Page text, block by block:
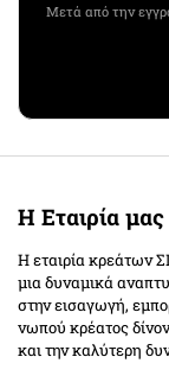
Μετά από την
Η Εταιρία μας
Η εταιρία κρεάτων
μια δυναμικά
στην εισαγωγή,
νωπού κρέατος
και την καλύτερη